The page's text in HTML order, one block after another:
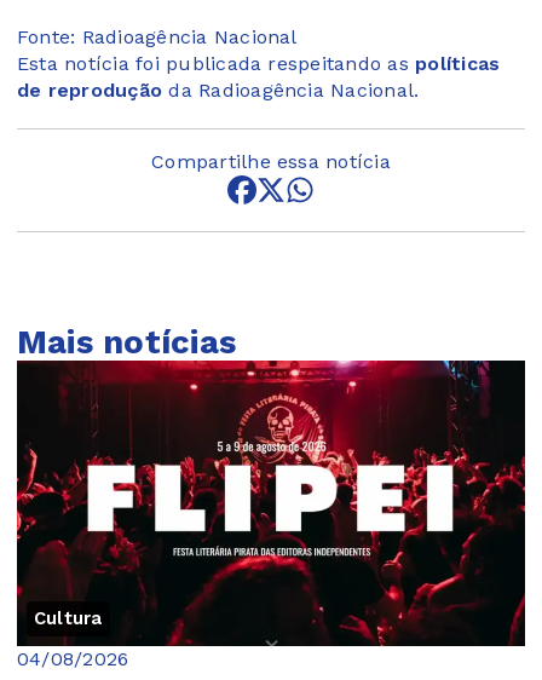
Fonte: Radioagência Nacional
Esta notícia foi publicada respeitando as políticas
de reprodução da Radioagência Nacional.
Compartilhe essa notícia
Mais notícias
Cultura
04/08/2026